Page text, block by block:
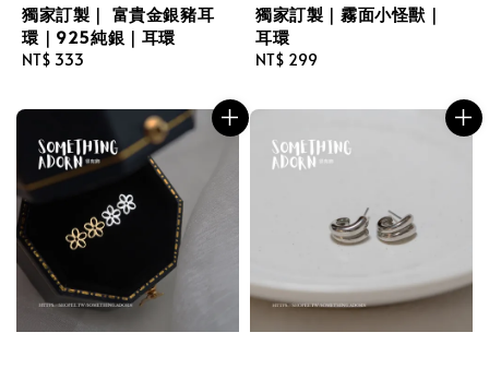
獨家訂製｜ 富貴金銀豬耳
環｜925純銀｜耳環
Regular
NT$ 333
獨家訂製｜霧面小怪獸｜
耳環
Regular
NT$ 299